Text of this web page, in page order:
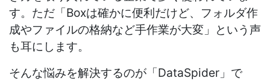
す。ただ「Boxは確かに便利だけど、フォルダ作
成やファイルの格納など手作業が大変」という声
も耳にします。
そんな悩みを解決するのが「DataSpider」で